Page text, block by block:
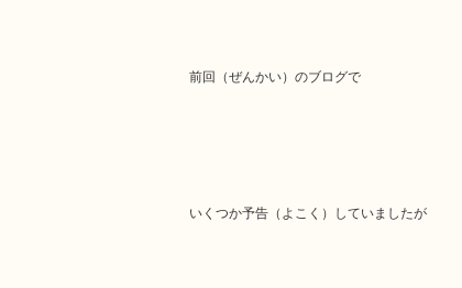
前回（ぜんかい）のブログで
いくつか予告（よこく）していましたが